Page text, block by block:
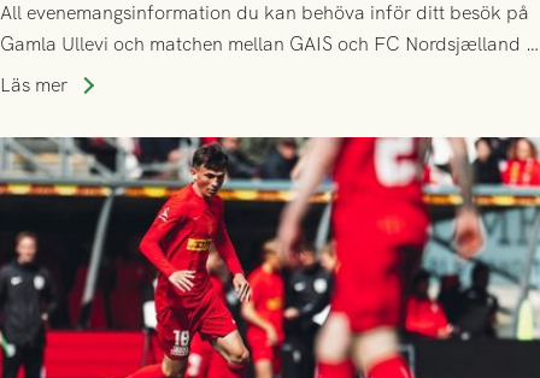
All evenemangsinformation du kan behöva inför ditt besök på
Gamla Ullevi och matchen mellan GAIS och FC Nordsjælland i
kvalet till Conference League! Avspark kl 19.00 på torsdag
Läs mer